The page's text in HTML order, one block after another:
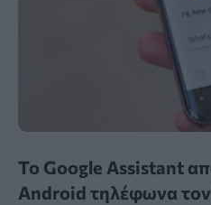
Το Google Assistant
Android τηλέφωνα